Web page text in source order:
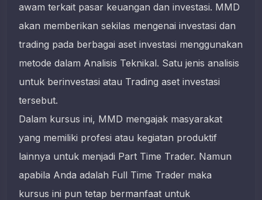
awam terkait pasar keuangan dan investasi. MMD
akan memberikan sekilas mengenai investasi dan
trading pada berbagai aset investasi menggunakan
metode dalam Analisis Teknikal. Satu jenis analisis
untuk berinvestasi atau Trading aset investasi
tersebut.
Dalam kursus ini, MMD mengajak masyarakat
yang memiliki profesi atau kegiatan produktif
lainnya untuk menjadi Part Time Trader. Namun
apabila Anda adalah Full Time Trader maka
kursus ini pun tetap bermanfaat untuk